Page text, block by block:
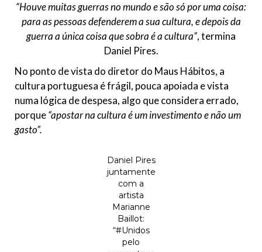
“Houve muitas guerras no mundo e são só por uma coisa:
para as pessoas defenderem a sua cultura, e depois da
guerra a única coisa que sobra é a cultura”, termina
Daniel Pires.
No ponto de vista do diretor do Maus Hábitos, a
cultura portuguesa é frágil, pouca apoiada e vista
numa lógica de despesa, algo que considera errado,
porque“apostar na cultura é um investimento e não um
gasto”.
Daniel Pires
juntamente
com a
artista
Marianne
Baillot:
“#Unidos
pelo